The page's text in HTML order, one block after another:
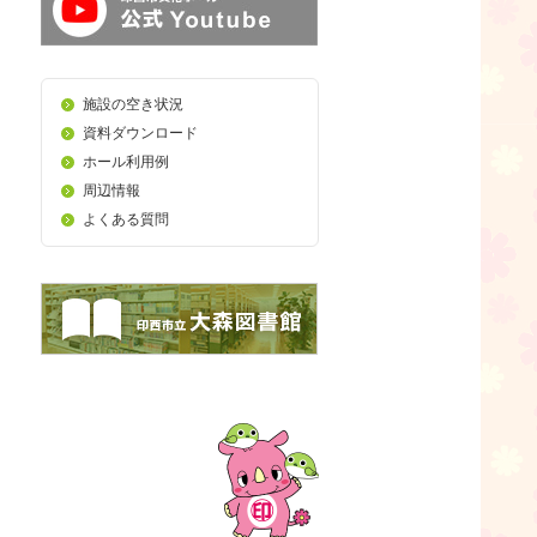
施設の空き状況
資料ダウンロード
ホール利用例
周辺情報
よくある質問